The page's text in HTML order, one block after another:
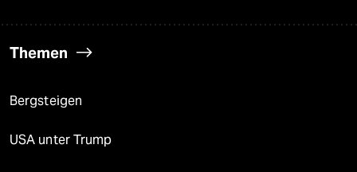
Themen
Bergsteigen
USA unter Trump